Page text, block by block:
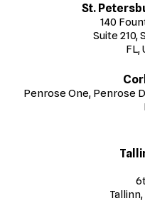
St.
140
Suite 210,
FL,
Penrose One, Penrose
Tallinn,